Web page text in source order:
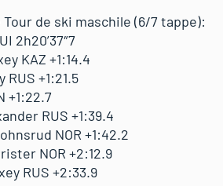
de ski maschile (6/7 tappe):
2h20’37″7
KAZ +1:14.4
RUS +1:21.5
+1:22.7
RUS +1:39.4
NOR +1:42.2
NOR +2:12.9
RUS +2:33.9